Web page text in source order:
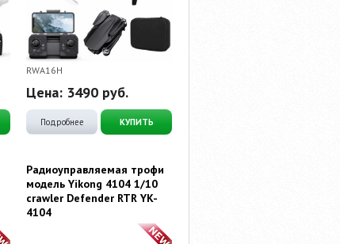
RWA16H
Цена: 3490руб.
Подробнее КУПИТЬ
Радиоуправляемая трофи
модель Yikong 4104 1/10
crawler Defender RTR YK-
4104